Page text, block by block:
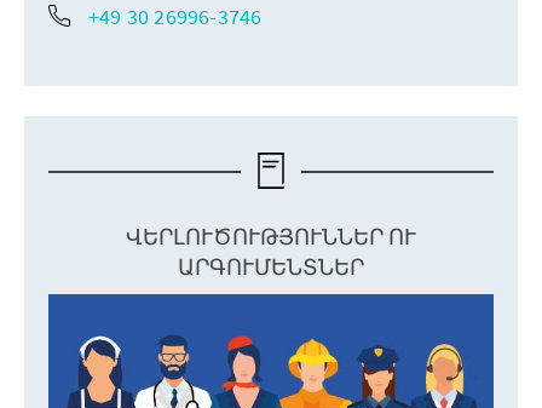
+49 30 26996-3746
ՎԵՐԼՈՒԾՈՒԹՅՈՒՆՆԵՐ ՈՒ
ԱՐԳՈՒՄԵՆՏՆԵՐ